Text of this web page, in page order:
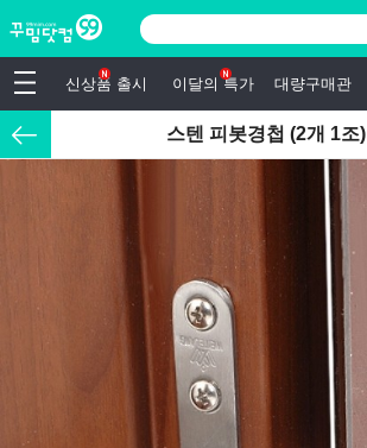
신상품 출시 이달의 특가 대량구매관
스텐 피봇경첩 (2개 1조)